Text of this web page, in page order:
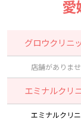
グロウクリニ
店舗がありま
エミナルクリ
エミナルクリ